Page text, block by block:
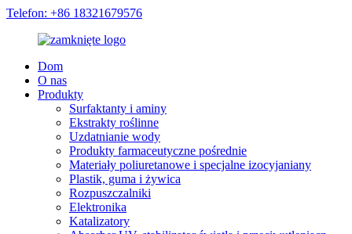
Telefon: +86 18321679576
Dom
O nas
Produkty
Surfaktanty i aminy
Ekstrakty roślinne
Uzdatnianie wody
Produkty farmaceutyczne pośrednie
Materiały poliuretanowe i specjalne izocyjaniany
Plastik, guma i żywica
Rozpuszczalniki
Elektronika
Katalizatory